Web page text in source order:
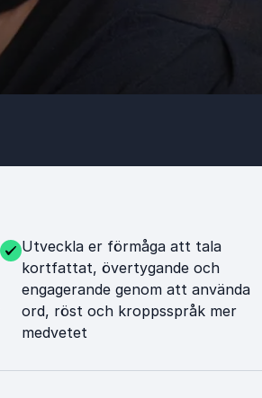
Utveckla er förmåga att tala
kortfattat, övertygande och
engagerande genom att använda
ord, röst och kroppsspråk mer
medvetet